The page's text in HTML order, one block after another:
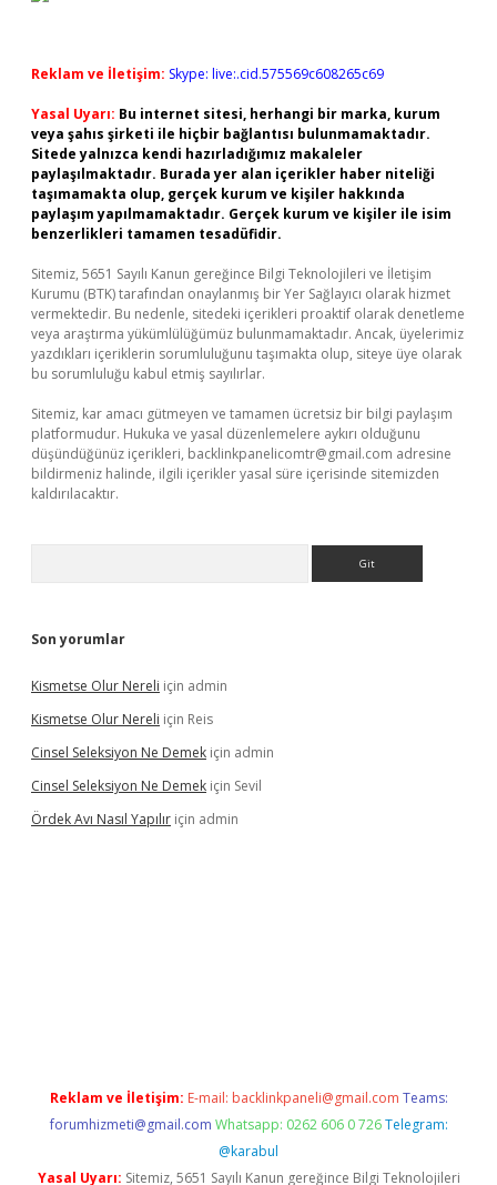
Reklam ve İletişim: Skype: live:.cid.575569c608265c69
Yasal Uyarı: Bu internet sitesi, herhangi bir marka, kurum
veya şahıs şirketi ile hiçbir bağlantısı bulunmamaktadır.
Sitede yalnızca kendi hazırladığımız makaleler
paylaşılmaktadır. Burada yer alan içerikler haber niteliği
taşımamakta olup, gerçek kurum ve kişiler hakkında
paylaşım yapılmamaktadır. Gerçek kurum ve kişiler ile isim
benzerlikleri tamamen tesadüfidir.
Sitemiz, 5651 Sayılı Kanun gereğince Bilgi Teknolojileri ve İletişim
Kurumu (BTK) tarafından onaylanmış bir Yer Sağlayıcı olarak hizmet
vermektedir. Bu nedenle, sitedeki içerikleri proaktif olarak denetleme
veya araştırma yükümlülüğümüz bulunmamaktadır. Ancak, üyelerimiz
yazdıkları içeriklerin sorumluluğunu taşımakta olup, siteye üye olarak
bu sorumluluğu kabul etmiş sayılırlar.
Sitemiz, kar amacı gütmeyen ve tamamen ücretsiz bir bilgi paylaşım
platformudur. Hukuka ve yasal düzenlemelere aykırı olduğunu
düşündüğünüz içerikleri, backlinkpanelicomtr@gmail.com adresine
bildirmeniz halinde, ilgili içerikler yasal süre içerisinde sitemizden
kaldırılacaktır.
Son yorumlar
Kismetse Olur Nereli için admin
Kismetse Olur Nereli için Reis
Cinsel Seleksiyon Ne Demek için admin
Cinsel Seleksiyon Ne Demek için Sevil
Ördek Avı Nasıl Yapılır için admin
Reklam ve İletişim: E-mail: backlinkpaneli@gmail.com Teams:
forumhizmeti@gmail.com Whatsapp: 0262 606 0 726 Telegram:
@karabul
Yasal Uyarı: Sitemiz, 5651 Sayılı Kanun gereğince Bilgi Teknolojileri